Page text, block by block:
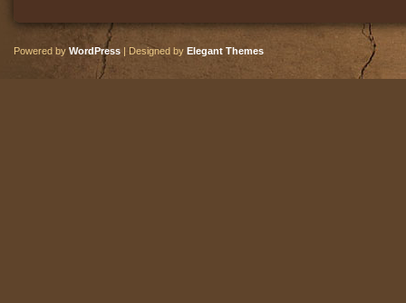
Powered by WordPress | Designed by Elegant Themes